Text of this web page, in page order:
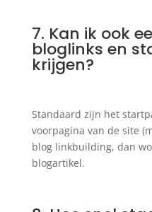
7. Kan ik ook
bloglinks en
krijgen?
Standaard zijn het
voorpagina van de site
blog linkbuilding, dan
blogartikel.